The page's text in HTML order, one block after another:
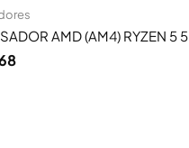
AMD (AM4) RYZEN 5 5